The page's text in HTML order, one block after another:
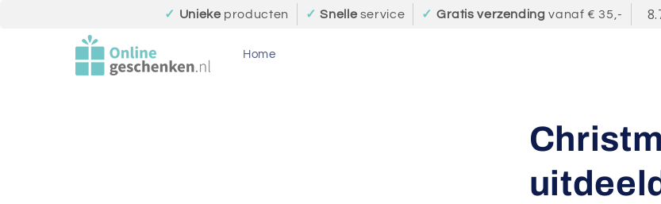
✓ Unieke producten ✓ Snelle service ✓ Gratis verzending vanaf € 35,-
Home